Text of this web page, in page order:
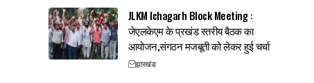
JLKM Ichagarh Block Meeting :
जेएलकेएम के प्रखंड स्तरीय बैठक का
आयोजन,संगठन मजबूती को लेकर हुई चर्चा
झारखंड